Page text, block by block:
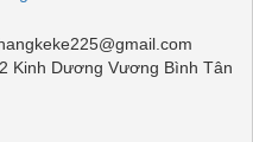
Kinh Dương Vương Bình Tân